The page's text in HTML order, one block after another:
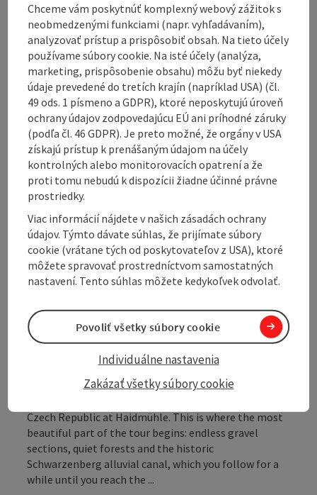
information: Tour - Digitally
prepared
Description: The navigation for this tour is
only available digitally. There is no
signposting on site. You can easily download
theGPS filefrom this website and use it
conveniently on your navigation device or
smartphone.
This extensive gravel tour starts in Ulrichsberg in
Mühlviertel, the Bavarian Forest and the Czech border
region to create a real three-country experience. With
over 40% gravel, the route mainly leads along small
forest paths, forest roads and well-maintained cycle
paths - classic roads are almost completely avoided.
Czech Republic at Haidmühle. This is where the most
beautiful part of the tour begins: endless gravel
sections, quiet forests and the historic
Schwarzenberg alluvial canal, which you follow for a
while until you reach the ...
Chceme vám poskytnúť komplexný webový zážitok s
neobmedzenými funkciami (napr. vyhľadávaním),
analyzovať prístup a prispôsobiť obsah. Na tieto účely
používame súbory cookie. Na isté účely (analýza,
marketing, prispôsobenie obsahu) môžu byť niekedy
údaje prevedené do tretích krajín (napríklad USA) (čl.
49 ods. 1 písmeno a GDPR), ktoré neposkytujú úroveň
ochrany údajov zodpovedajúcu EÚ ani príhodné záruky
(podľa čl. 46 GDPR). Je preto možné, že orgány v USA
získajú prístup k prenášaným údajom na účely
kontrolných alebo monitorovacích opatrení a že
proti tomu nebudú k dispozícii žiadne účinné právne
prostriedky.
Viac informácií nájdete v našich zásadách ochrany
údajov. Týmto dávate súhlas, že prijímate súbory
cookie (vrátane tých od poskytovateľov z USA), ktoré
môžete spravovať prostredníctvom samostatných
nastavení. Tento súhlas môžete kedykoľvek odvolať.
Zakázať všetky súbory cookie
Individuálne nastavenia
Povoliť všetky súbory cookie